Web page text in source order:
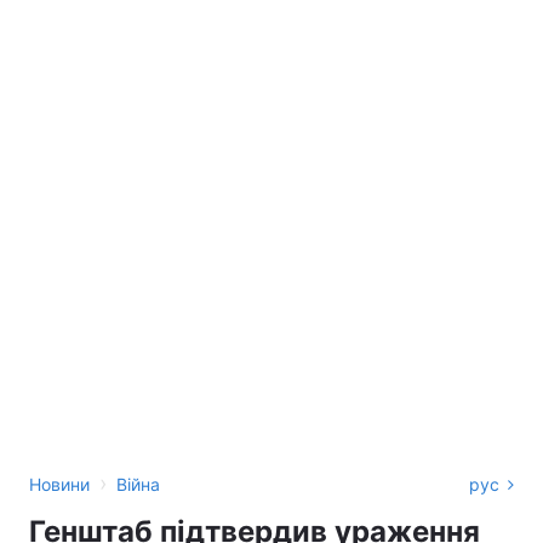
Новини › Війна рус
Генштаб підтвердив ураження